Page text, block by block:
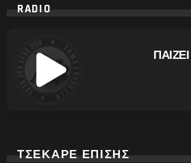
RADIO
ΤΣΕΚΑΡΕ ΕΠΙΣΗΣ